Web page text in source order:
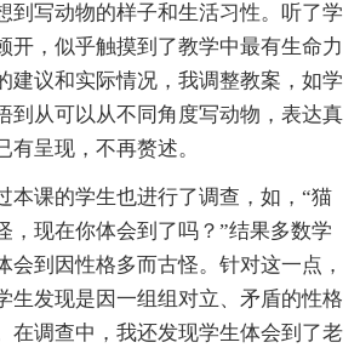
到写动物的样子和生活习性。听了学
开，似乎触摸到了教学中最有生命力
建议和实际情况，我调整教案，如学
到从可以从不同角度写动物，表达真
呈现，不再赘述。
本课的学生也进行了调查，如，“猫
，现在你体会到了吗？”结果多数学
会到因性格多而古怪。针对这一点，
生发现是因一组组对立、矛盾的性格
在调查中，我还发现学生体会到了老